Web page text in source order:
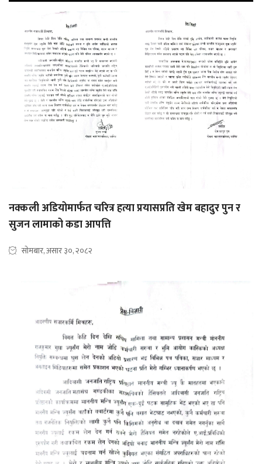
नक्कली अडियोमार्फत चरित्र हत्या प्रयासप्रति खेम बहादुर पुन र
सुजन लामाको कडा आपत्ति
सोमबार, असार ३०, २०८२